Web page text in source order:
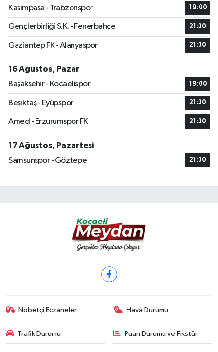
Kasımpaşa - Trabzonspor 19:00
Gençlerbirliği S.K. - Fenerbahçe 21:30
Gaziantep FK - Alanyaspor 21:30
16 Ağustos, Pazar
Başakşehir - Kocaelispor
19:00
Beşiktaş - Eyüpspor 21:30
Amed - Erzurumspor FK 21:30
17 Ağustos, Pazartesi
Samsunspor - Göztepe
21:30
Nöbetçi Eczaneler Hava Durumu
Trafik Durumu Puan Durumu ve Fikstür